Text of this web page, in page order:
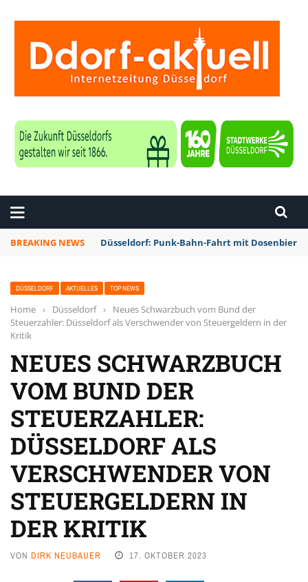
BREAKING NEWS Düsseldorf: Punk-Bahn-Fahrt mit Dosenbier
DÜSSELDORF AKTUELLES TOP NEWS
Home › Düsseldorf ›
Neues Schwarzbuch vom Bund der
Steuerzahler: Düsseldorf als Verschwender von Steuergeldern in der
Kritik
NEUES SCHWARZBUCH
VOM BUND DER
STEUERZAHLER:
DÜSSELDORF ALS
VERSCHWENDER VON
STEUERGELDERN IN
DER KRITIK
VON DIRK NEUBAUER 17. OKTOBER 2023